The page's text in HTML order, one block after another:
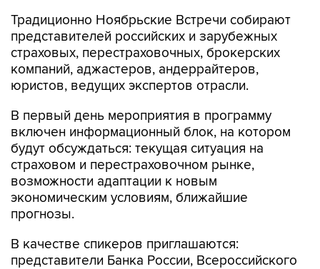
Традиционно Ноябрьские Встречи собирают
представителей российских и зарубежных
страховых, перестраховочных, брокерских
компаний, аджастеров, андеррайтеров,
юристов, ведущих экспертов отрасли.
В первый день мероприятия в программу
включен информационный блок, на котором
будут обсуждаться: текущая ситуация на
страховом и перестраховочном рынке,
возможности адаптации к новым
экономическим условиям, ближайшие
прогнозы.
В качестве спикеров приглашаются:
представители Банка России, Всероссийского